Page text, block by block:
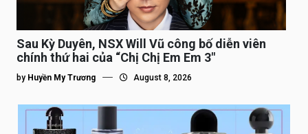
Sau Kỳ Duyên, NSX Will Vũ công bố diễn viên
chính thứ hai của “Chị Chị Em Em 3″
by Huyền My Trương August 8, 2026